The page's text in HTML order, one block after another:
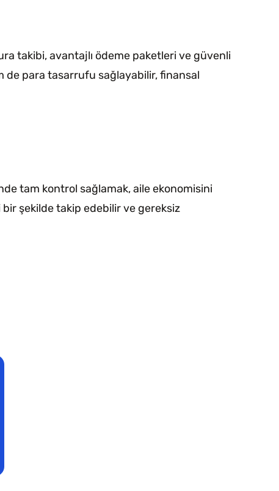
takibi, avantajlı ödeme paketleri ve güvenli
de para tasarrufu sağlayabilir, finansal
tam kontrol sağlamak, aile ekonomisini
şekilde takip edebilir ve gereksiz